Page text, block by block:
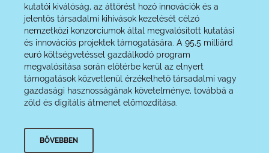
kutatói kiválóság, az áttörést hozó innovációk és a
jelentős társadalmi kihívások kezelését célzó
nemzetközi konzorciumok által megvalósított kutatási
és innovációs projektek támogatására. A 95,5 milliárd
euró költségvetéssel gazdálkodó program
megvalósítása során előtérbe kerül az elnyert
támogatások közvetlenül érzékelhető társadalmi vagy
gazdasági hasznosságának követelménye, továbbá a
zöld és digitális átmenet előmozdítása.
BŐVEBBEN